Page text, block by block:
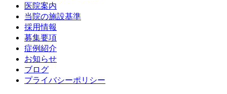
医院案内
当院の施設基準
採用情報
募集要項
症例紹介
お知らせ
ブログ
プライバシーポリシー